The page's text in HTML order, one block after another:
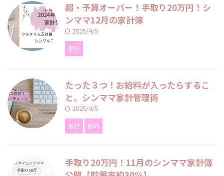
超・予算オーバー！手取り20万円！シ
ンママ12月の家計簿
2025/4/5
家計
たった３つ！お給料が入ったらするこ
と。シンママ家計管理術
2025/4/5
家計 節約
手取り20万円！11月のシンママ家計簿